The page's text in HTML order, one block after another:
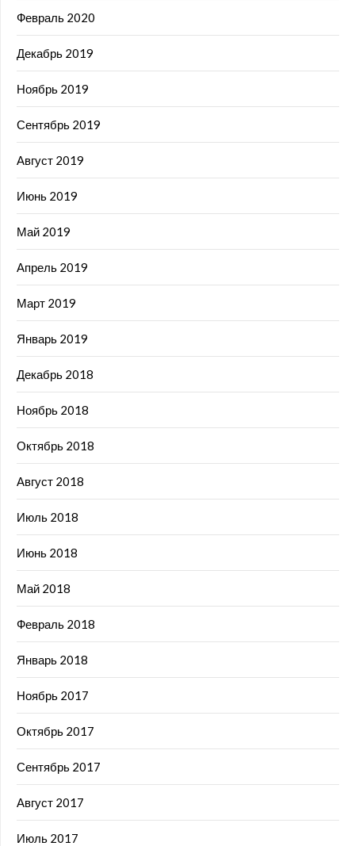
Февраль 2020
Декабрь 2019
Ноябрь 2019
Сентябрь 2019
Август 2019
Июнь 2019
Май 2019
Апрель 2019
Март 2019
Январь 2019
Декабрь 2018
Ноябрь 2018
Октябрь 2018
Август 2018
Июль 2018
Июнь 2018
Май 2018
Февраль 2018
Январь 2018
Ноябрь 2017
Октябрь 2017
Сентябрь 2017
Август 2017
Июль 2017